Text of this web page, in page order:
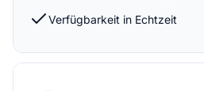
Verfügbarkeit in Echtzeit